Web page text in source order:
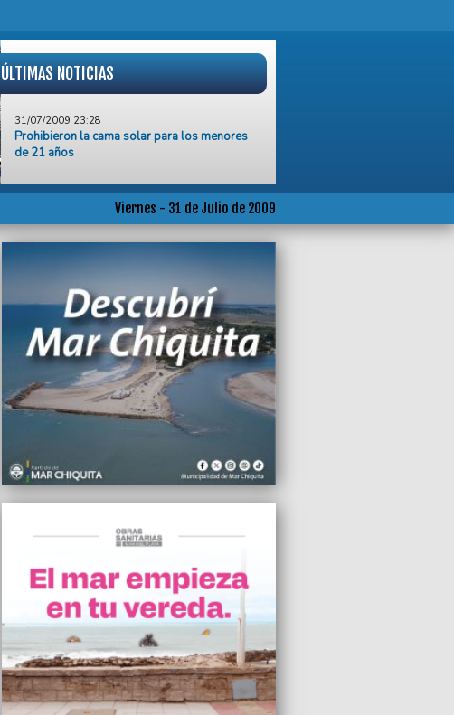
ÚLTIMAS NOTICIAS
Prohibieron la cama solar para los menores
de 21 años
“Mientras el campo reivindica asesinos, los
jóvenes socialistas defendemos la
Claudio Lassiar fue designado vocero de
31/07/2009 22:56
Se presentaron gran cantidad de
anteproyectos por el Museo de Arte
Contemporaneo
31/07/2009 22:42
Vilma se reunió con Scioli
Cambio de mando en el Cuartel Mar del Plata
de Bomberos de Policía
El Municipio repotenciará la iluminación en 25
barrios
30/07/2009 10:24
Alarma en el Puerto por la importante caída de
los desembarques pesqueros
30/07/2009 09:59
“Algo en común” tendrá su debut nacional en
Mar del Plata
30/07/2009 09:39
Viernes - 31 de Julio de 2009